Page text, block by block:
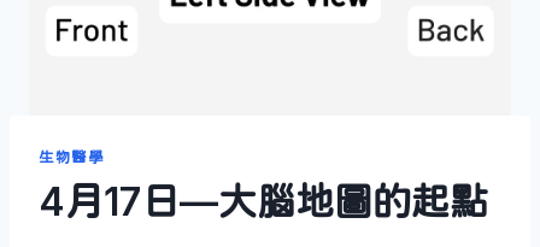
生物醫學
4月17日—大腦地圖的起點